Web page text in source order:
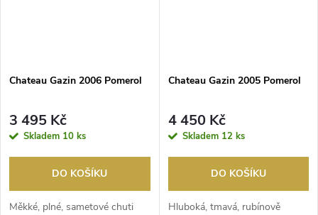
Chateau Gazin 2006 Pomerol
3 495 Kč
Skladem 10 ks
DO KOŠÍKU
Měkké, plné, sametové chuti
Chateau Gazin 2005 Pomerol
4 450 Kč
Skladem 12 ks
DO KOŠÍKU
Hluboká, tmavá, rubínově